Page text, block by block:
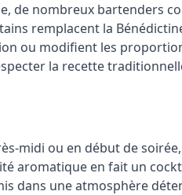
de nombreux bartenders
remplacent la
ou modifient les
la recette
midi ou en début de
aromatique en fait un
dans une atmosphère